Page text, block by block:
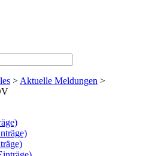
> Aktuelle Meldungen >